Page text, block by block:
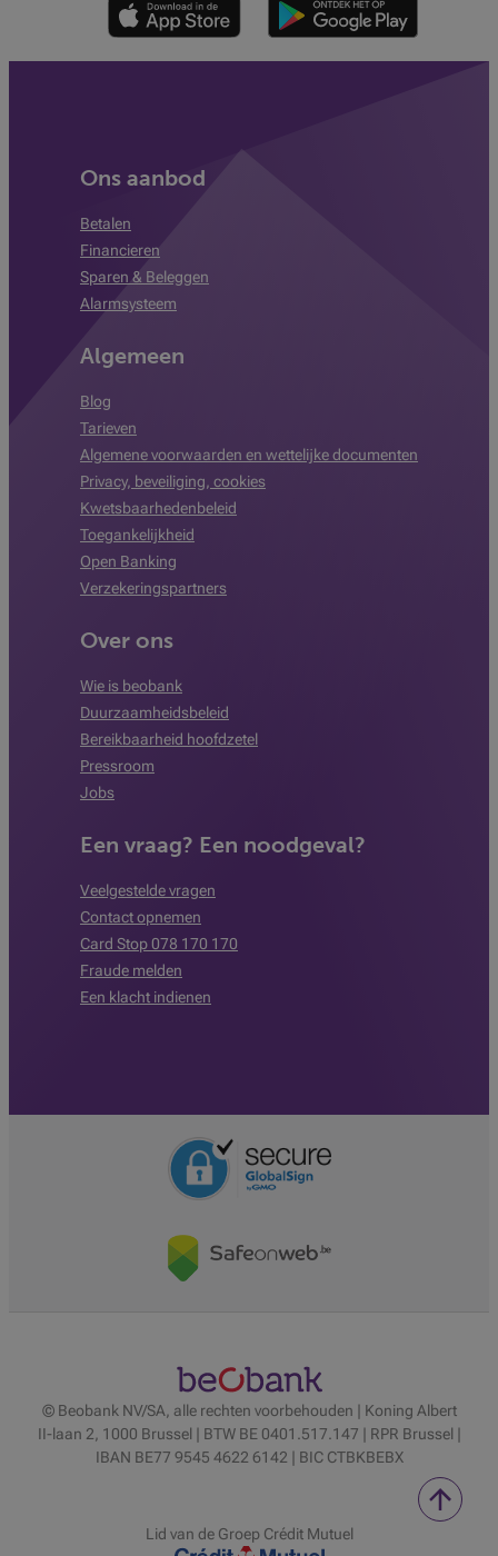
Ons aanbod
Betalen
Financieren
Sparen & Beleggen
Alarmsysteem
Algemeen
Blog
Tarieven
Algemene voorwaarden en wettelijke documenten
Privacy, beveiliging, cookies
Kwetsbaarhedenbeleid
Toegankelijkheid
Open Banking
Verzekeringspartners
Over ons
Wie is beobank
Duurzaamheidsbeleid
Bereikbaarheid hoofdzetel
Pressroom
Jobs
Een vraag? Een noodgeval?
Veelgestelde vragen
Contact opnemen
Card Stop 078 170 170
Fraude melden
Een klacht indienen
© Beobank NV/SA, alle rechten voorbehouden | Koning Albert
II-laan 2, 1000 Brussel | BTW BE 0401.517.147 | RPR Brussel |
IBAN BE77 9545 4622 6142 | BIC CTBKBEBX
Lid van de Groep Crédit Mutuel